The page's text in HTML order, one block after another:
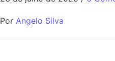
Por Angelo Silva